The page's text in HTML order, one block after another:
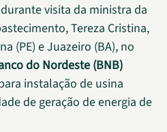
visita da ministra da
Tereza Cristina,
(PE) e Juazeiro (BA), no
do Nordeste (BNB)
instalação de usina
de geração de energia de